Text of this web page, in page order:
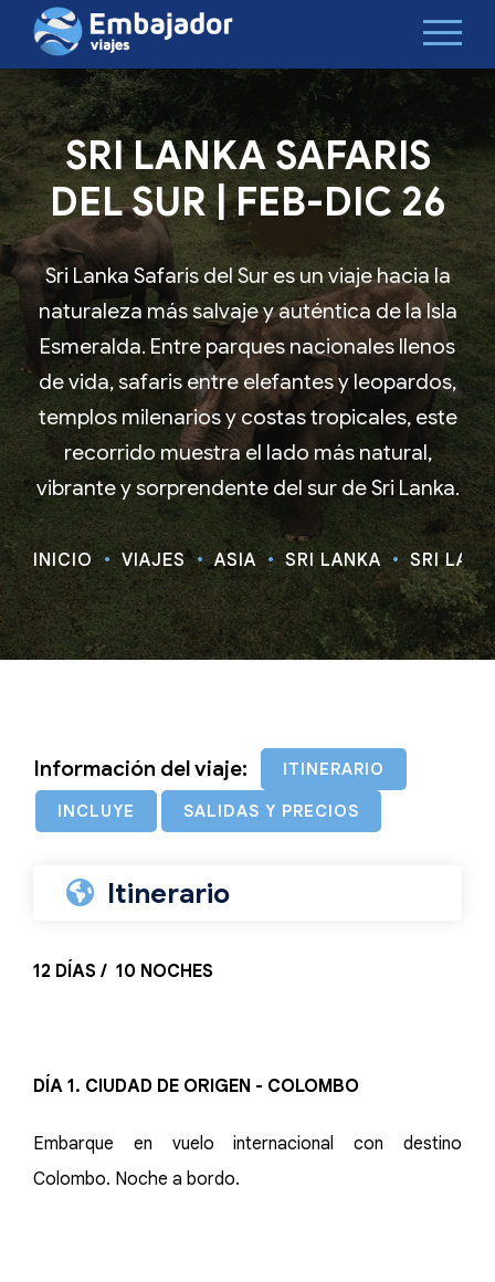
SRI LANKA SAFARIS
DEL SUR | FEB-DIC 26
Sri Lanka Safaris del Sur es un viaje hacia la
naturaleza más salvaje y auténtica de la Isla
Esmeralda. Entre parques nacionales llenos
de vida, safaris entre elefantes y leopardos,
templos milenarios y costas tropicales, este
recorrido muestra el lado más natural,
vibrante y sorprendente del sur de Sri Lanka.
INICIO VIAJES ASIA SRI LANKA SRI
Información del viaje: ITINERARIO
INCLUYE SALIDAS Y PRECIOS
Itinerario
12 DÍAS / 10 NOCHES
DÍA 1. CIUDAD DE ORIGEN - COLOMBO
Embarque en vuelo internacional con destino
Colombo. Noche a bordo.